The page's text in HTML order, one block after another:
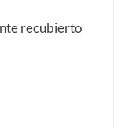
recubierto